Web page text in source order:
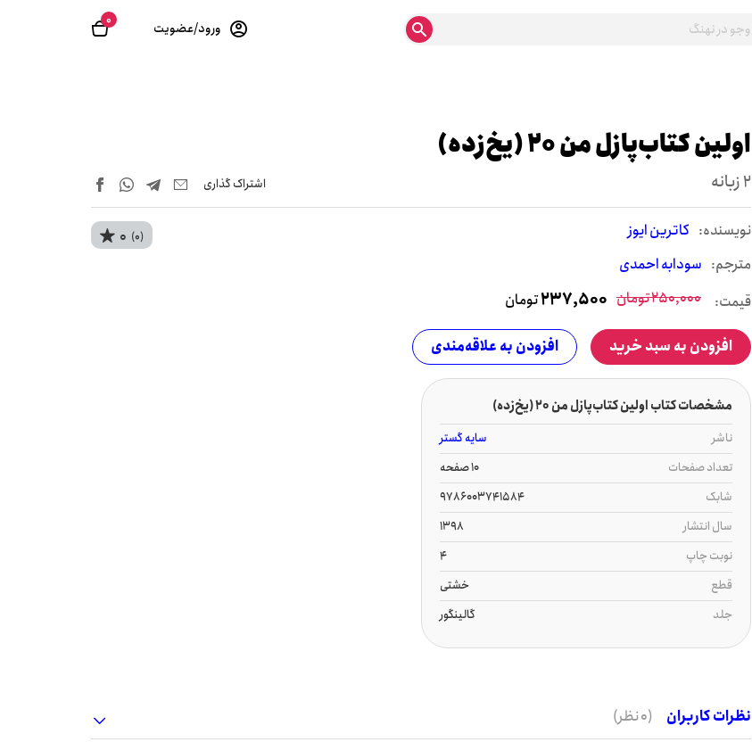
0 ورود/عضویت
اولین کتاب‌پازل من 20 (یخ‌زده)
2 زبانه اشتراک‌ گذاری
نويسنده: کاترین ایوز
مترجم: سودابه احمدی
0 (0)
قیمت: 250,000تومان 237,500تومان
افزودن به سبد خرید افزودن به علاقه‌مندی
مشخصات کتاب اولین کتاب‌پازل من 20 (یخ‌زده)
ناشر
سایه گستر
تعداد صفحات
10 صفحه
شابک
9786003741584
سال انتشار
1398
نوبت چاپ
4
قطع
خشتی
جلد
گالینگور
نظرات کاربران (0 نظر)